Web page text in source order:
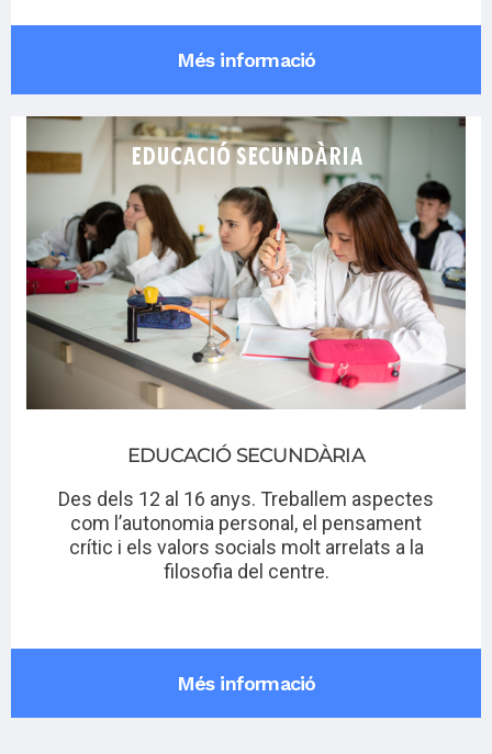
Més informació
EDUCACIÓ SECUNDÀRIA
Des dels 12 al 16 anys. Treballem aspectes
com l’autonomia personal, el pensament
crític i els valors socials molt arrelats a la
filosofia del centre.
Més informació